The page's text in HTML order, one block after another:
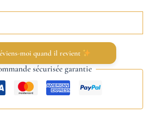
moi quand il revient
sécurisée garantie